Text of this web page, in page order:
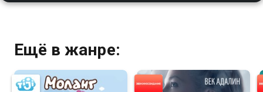
Ещё в жанре: